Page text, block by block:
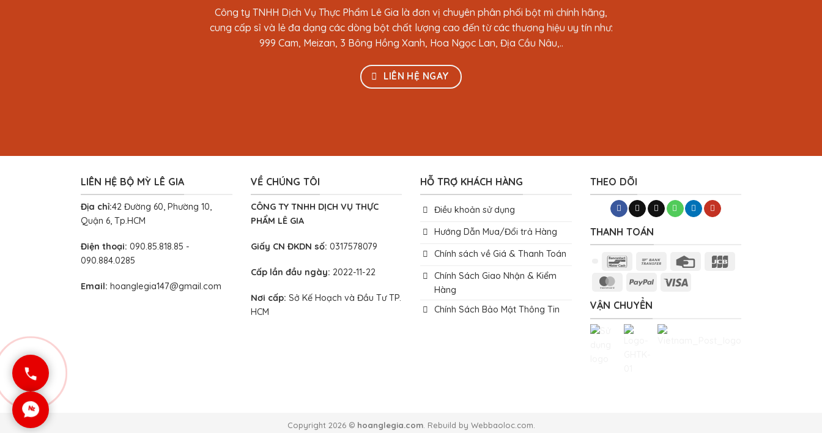
Công ty TNHH Dịch Vụ Thực Phẩm Lê Gia là đơn vị chuyên phân phối bột mì chính hãng,
cung cấp sỉ và lẻ đa dạng các dòng bột chất lượng cao đến từ các thương hiệu uy tín như:
999 Cam, Meizan, 3 Bông Hồng Xanh, Hoa Ngọc Lan, Địa Cầu Nâu,..
LIÊN HỆ NGAY
LIÊN HỆ BỘ MỲ LÊ GIA
Địa chỉ:42 Đường 60, Phường 10,
Quận 6, Tp.HCM
Điện thoại: 090.85.818.85 -
090.884.0285
Email: hoanglegia147@gmail.com
VỀ CHÚNG TÔI
CÔNG TY TNHH DỊCH VỤ THỰC
PHẨM LÊ GIA
Giấy CN ĐKDN số: 0317578079
Cấp lần đầu ngày: 2022-11-22
Nơi cấp: Sở Kế Hoạch và Đầu Tư TP.
HCM
HỖ TRỢ KHÁCH HÀNG
Điều khoản sử dụng
Hướng Dẫn Mua/Đổi trả Hàng
Chính sách về Giá & Thanh Toán
Chính Sách Giao Nhận & Kiểm
Hàng
Chính Sách Bảo Mật Thông Tin
THEO DÕI
THANH TOÁN
BancontactBank
Credit
MasterCardPayPal Visa
VẬN CHUYỂN
Copyright 2026 © hoanglegia.com. Rebuild by Webbaoloc.com.